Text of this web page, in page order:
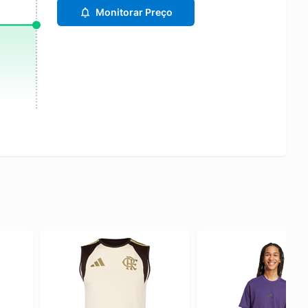
Monitorar Preço